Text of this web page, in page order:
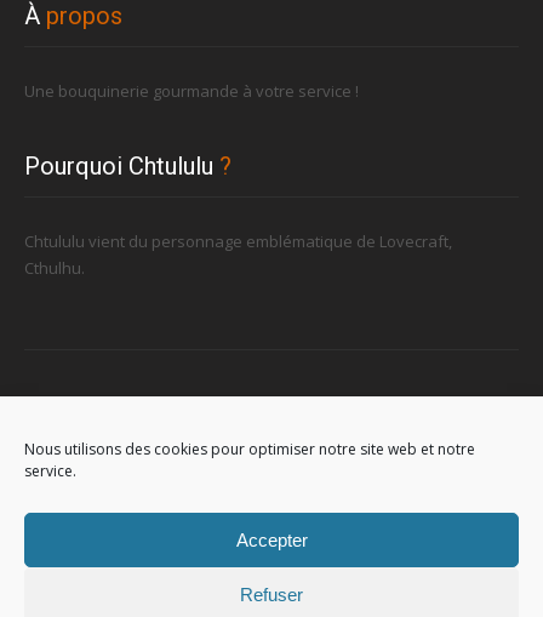
Nous utilisons des cookies pour optimiser notre site web et notre
service.
Accepter
Refuser
À propos
Une bouquinerie gourmande à votre service !
Pourquoi Chtululu ?
Chtululu vient du personnage emblématique de Lovecraft,
Cthulhu.